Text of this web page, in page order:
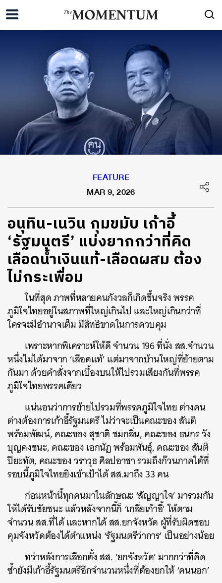
FEATURE
MAR 9, 2026
อนุทิน-เนวิน กุมขมับ เก้าอี้
‘รัฐมนตรี’ แบ่งยากกว่าที่คิด
เลือดน้ำเงินแท้-เลือดผสม ต้อง
ไม่กระเพื่อม
ในที่สุด ภาพที่หลายคนกังวลก็เกิดขึ้นจริง พรรค
ภูมิใจไทยอยู่ในสภาพที่ใหญ่เกินไป และใหญ่เกินกว่าที่
ใครจะมีอำนาจเต็ม มีสิทธิขาดในการควบคุม
เพราะหากพิเคราะห์ให้ดี จำนวน 196 ที่นั่ง สส.จำนวน
หนึ่งไม่ได้มาจาก ‘เลือดแท้’ แต่มาจากบ้านใหญ่ที่ย้ายตาม
กันมา ด้วยคำสั่งจากเบื้องบนให้ไปรวมเสียงกันที่พรรค
ภูมิใจไทยพรรคเดียว
แน่นอนว่าการย้ายไปรวมที่พรรคภูมิใจไทย ต่างคน
ต่างต้องการเก้าอี้รัฐมนตรี ไม่ว่าจะเป็นคณะของ สันติ
พร้อมพัฒน์, คณะของ สุชาติ ชมกลิ่น, คณะของ ธนกร วัง
บุญคงชนะ, คณะของ เอกนัฏ พร้อมพันธุ์, คณะของ สันติ
ปิยะทัต, คณะของ วราวุธ ศิลปอาชา รวมถึงก๊วนภาคใต้ที่
รอบนี้ภูมิใจไทยยิงเข้าเป้าได้ สส.มาถึง 33 คน
ก่อนหน้านี้ทุกคนมาในลักษณะ ‘สัญญาใจ’ มารวมกัน
ให้ได้รับชัยชนะ แล้วหลังจากนี้ก็ ‘เกลี่ยเก้าอี้’ ให้ตาม
จำนวน สส.ที่ได้ และหากได้ สส.ยกจังหวัด ผู้ที่รับผิดชอบ
คุมจังหวัดต้องได้ตำแหน่ง ‘รัฐมนตรีว่าการ’ เป็นอย่างน้อย
ทว่าหลังการเลือกตั้ง สส. ‘ยกจังหวัด’ มากกว่าที่คิด
ซ้ำยังมีเก้าอี้รัฐมนตรีอีกจำนวนหนึ่งที่ต้องยกให้ ‘คนนอก’